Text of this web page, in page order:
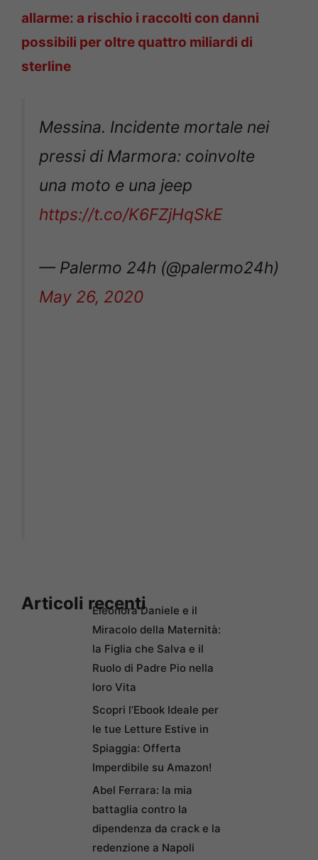
allarme: a rischio i raccolti con danni
possibili per oltre quattro miliardi di
sterline
Messina. Incidente mortale nei
pressi di Marmora: coinvolte
una moto e una jeep
https://t.co/K6FZjHqSkE
— Palermo 24h (@palermo24h)
May 26, 2020
Articoli recentiEleonora Daniele e il
Miracolo della Maternità:
la Figlia che Salva e il
Ruolo di Padre Pio nella
loro Vita
Scopri l’Ebook Ideale per
le tue Letture Estive in
Spiaggia: Offerta
Imperdibile su Amazon!
Abel Ferrara: la mia
battaglia contro la
dipendenza da crack e la
redenzione a Napoli